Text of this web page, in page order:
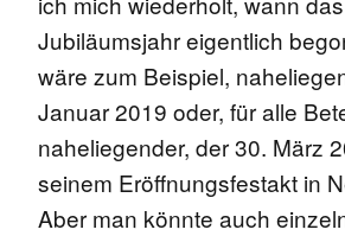
Jubiläumsjahr eigentlich
wäre zum Beispiel,
Januar 2019 oder, für alle
naheliegender, der 30. März
seinem Eröffnungsfestakt in
Aber man könnte auch